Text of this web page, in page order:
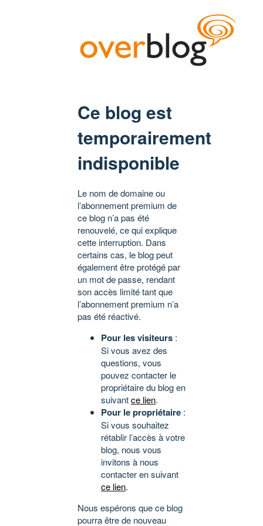
Ce blog est
temporairement
indisponible
Le nom de domaine ou
l’abonnement premium de
ce blog n’a pas été
renouvelé, ce qui explique
cette interruption. Dans
certains cas, le blog peut
également être protégé par
un mot de passe, rendant
son accès limité tant que
l’abonnement premium n’a
pas été réactivé.
Pour les visiteurs :
Si vous avez des
questions, vous
pouvez contacter le
propriétaire du blog en
suivantce lien.
Pour le propriétaire :
Si vous souhaitez
rétablir l’accès à votre
blog, nous vous
invitons à nous
contacter en suivant
ce lien.
Nous espérons que ce blog
pourra être de nouveau